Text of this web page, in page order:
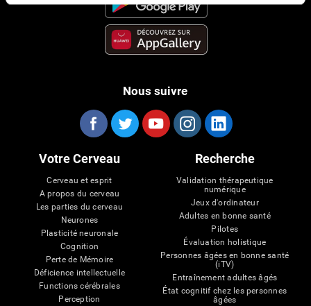
Nous suivre
Votre Cerveau
Cerveau et esprit
A propos du cerveau
Les parties du cerveau
Neurones
Plasticité neuronale
Cognition
Perte de Mémoire
Déficience intellectuelle
Functions cérébrales
Perception
Recherche
Validation thérapeutique
numérique
Jeux d'ordinateur
Adultes en bonne santé
Pilotes
Évaluation holistique
Personnes âgées en bonne santé
(iTV)
Entraînement adultes âgés
État cognitif chez les personnes
âgées